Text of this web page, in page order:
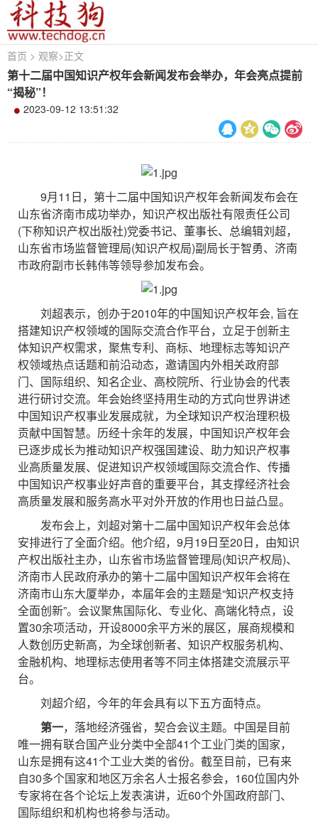
首页 > 观察>正文
第十二届中国知识产权年会新闻发布会举办，年会亮点提前
“揭秘”！
2023-09-12 13:51:32
9月11日，第十二届中国知识产权年会新闻发布会在
山东省济南市成功举办，知识产权出版社有限责任公司
(下称知识产权出版社)党委书记、董事长、总编辑刘超，
山东省市场监督管理局(知识产权局)副局长于智勇、济南
市政府副市长韩伟等领导参加发布会。
刘超表示，创办于2010年的中国知识产权年会, 旨在
搭建知识产权领域的国际交流合作平台，立足于创新主
体知识产权需求，聚焦专利、商标、地理标志等知识产
权领域热点话题和前沿动态，邀请国内外相关政府部
门、国际组织、知名企业、高校院所、行业协会的代表
进行研讨交流。年会始终坚持用生动的方式向世界讲述
中国知识产权事业发展成就，为全球知识产权治理积极
贡献中国智慧。历经十余年的发展，中国知识产权年会
已逐步成长为推动知识产权强国建设、助力知识产权事
业高质量发展、促进知识产权领域国际交流合作、传播
中国知识产权事业好声音的重要平台，其支撑经济社会
高质量发展和服务高水平对外开放的作用也日益凸显。
发布会上，刘超对第十二届中国知识产权年会总体
安排进行了全面介绍。他介绍，9月19日至20日，由知识
产权出版社主办，山东省市场监督管理局(知识产权局)、
济南市人民政府承办的第十二届中国知识产权年会将在
济南市山东大厦举办，本届年会的主题是“知识产权支持
全面创新”。会议聚焦国际化、专业化、高端化特点，设
置30余项活动，开设8000余平方米的展区，展商规模和
人数创历史新高，为全球创新者、知识产权服务机构、
金融机构、地理标志使用者等不同主体搭建交流展示平
台。
刘超介绍，今年的年会具有以下五方面特点。
第一，落地经济强省，契合会议主题。中国是目前
唯一拥有联合国产业分类中全部41个工业门类的国家，
山东是拥有这41个工业大类的省份。截至目前，已有来
自30多个国家和地区万余名人士报名参会，160位国内外
专家将在各个论坛上发表演讲，近60个外国政府部门、
国际组织和机构也将参与活动。